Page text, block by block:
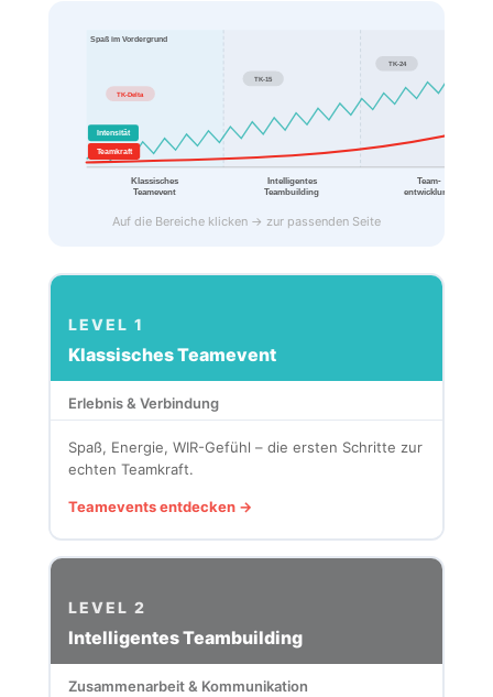
Spaß im Vordergrund
Teamkraft
Intensität
TK-Delta
TK-15
TK-24
Klassisches
Teamevent
Intelligentes
Teambuilding
Team-
entwicklung
Auf die Bereiche klicken → zur passenden Seite
LEVEL 1
Klassisches Teamevent
Erlebnis & Verbindung
Spaß, Energie, WIR-Gefühl – die ersten Schritte zur
echten Teamkraft.
Teamevents entdecken →
LEVEL 2
Intelligentes Teambuilding
Zusammenarbeit & Kommunikation